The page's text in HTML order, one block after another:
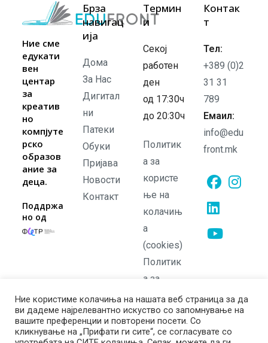
изберат
обука
Ние сме
едукати
вен
центар
за
креатив
но
компјуте
рско
образов
ание за
деца.
Поддржа
но од
Брза
навигац
ија
Дома
За Нас
Дигитал
ни
Патеки
Обуки
Пријава
Новости
Контакт
Термин
и
Секој
работен
ден
од 17:30ч
до 20:30ч
Политик
а за
користе
ње на
колачињ
а
(cookies)
Политик
а за
приватно
ст
Политик
Контак
т
Тел:
+389 (0)2
31 31
789
Емаил:
info@edu
front.mk
Opens
in
aOpens
new
tab
Ние користиме колачиња на нашата веб страница за да
ви дадеме најрелевантно искуство со запомнување на
вашите преференции и повторени посети. Со
кликнување на „Прифати ги сите“, се согласувате со